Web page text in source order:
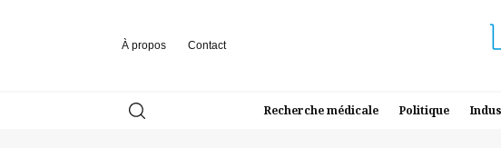
À propos Contact
Recherche médicale Politique